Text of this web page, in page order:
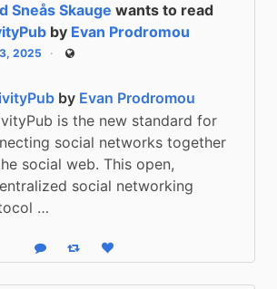
Sneås Skauge wants to read
by Evan Prodromou
2025 Public
by Evan Prodromou
is the new standard for
social networks together
social web. This open,
social networking
…
Reply Boost statusLike status